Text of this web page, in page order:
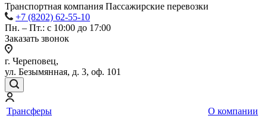
Транспортная компания Пассажирские перевозки
+7 (8202) 62-55-10
Пн. – Пт.: с 10:00 до 17:00
Заказать звонок
г. Череповец,
ул. Безымянная, д. 3, оф. 101
Трансферы
О компании